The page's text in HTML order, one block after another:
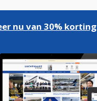
nu van 30% korting